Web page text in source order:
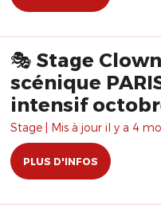
🎭 Stage
scénique
intensif
Stage | Mis à jour il y a 4
PLUS D'INFOS